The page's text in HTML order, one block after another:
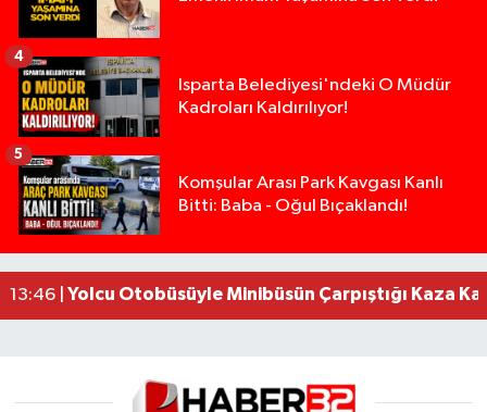
Isparta Belediyesi'ndeki O Müdür
Kadroları Kaldırılıyor!
4
Komşular Arası Park Kavgası Kanlı
Bitti: Baba - Oğul Bıçaklandı!
5
19:36 |Isparta’da Silah Operasyonu: 165 Tabanca Ele
17:18 |Anız Yangını Kazaya Neden Oldu: 13 Araç
17:08 |Alevlere Teslim Olan Gecekondu Kullanılamaz
13:46 | Yolcu Otobüsüyle Minibüsün Çarpıştığı Kaza